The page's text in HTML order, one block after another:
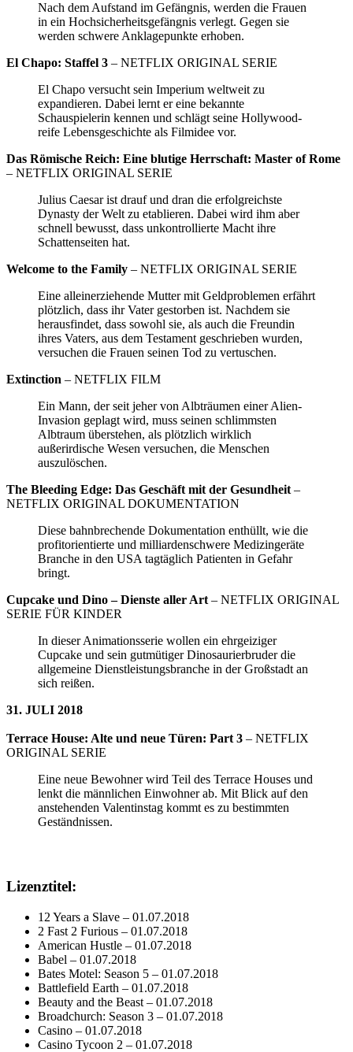
Nach dem Aufstand im Gefängnis, werden die Frauen
in ein Hochsicherheitsgefängnis verlegt. Gegen sie
werden schwere Anklagepunkte erhoben.
El Chapo: Staffel 3 – NETFLIX ORIGINAL SERIE
El Chapo versucht sein Imperium weltweit zu
expandieren. Dabei lernt er eine bekannte
Schauspielerin kennen und schlägt seine Hollywood-
reife Lebensgeschichte als Filmidee vor.
Das Römische Reich: Eine blutige Herrschaft: Master of Rome
– NETFLIX ORIGINAL SERIE
Julius Caesar ist drauf und dran die erfolgreichste
Dynasty der Welt zu etablieren. Dabei wird ihm aber
schnell bewusst, dass unkontrollierte Macht ihre
Schattenseiten hat.
Welcome to the Family – NETFLIX ORIGINAL SERIE
Eine alleinerziehende Mutter mit Geldproblemen erfährt
plötzlich, dass ihr Vater gestorben ist. Nachdem sie
herausfindet, dass sowohl sie, als auch die Freundin
ihres Vaters, aus dem Testament geschrieben wurden,
versuchen die Frauen seinen Tod zu vertuschen.
Extinction – NETFLIX FILM
Ein Mann, der seit jeher von Albträumen einer Alien-
Invasion geplagt wird, muss seinen schlimmsten
Albtraum überstehen, als plötzlich wirklich
außerirdische Wesen versuchen, die Menschen
auszulöschen.
The Bleeding Edge: Das Geschäft mit der Gesundheit –
NETFLIX ORIGINAL DOKUMENTATION
Diese bahnbrechende Dokumentation enthüllt, wie die
profitorientierte und milliardenschwere Medizingeräte
Branche in den USA tagtäglich Patienten in Gefahr
bringt.
Cupcake und Dino – Dienste aller Art – NETFLIX ORIGINAL
SERIE FÜR KINDER
In dieser Animationsserie wollen ein ehrgeiziger
Cupcake und sein gutmütiger Dinosaurierbruder die
allgemeine Dienstleistungsbranche in der Großstadt an
sich reißen.
31. JULI 2018
Terrace House: Alte und neue Türen: Part 3 – NETFLIX
ORIGINAL SERIE
Eine neue Bewohner wird Teil des Terrace Houses und
lenkt die männlichen Einwohner ab. Mit Blick auf den
anstehenden Valentinstag kommt es zu bestimmten
Geständnissen.
Lizenztitel:
12 Years a Slave – 01.07.2018
2 Fast 2 Furious – 01.07.2018
American Hustle – 01.07.2018
Babel – 01.07.2018
Bates Motel: Season 5 – 01.07.2018
Battlefield Earth – 01.07.2018
Beauty and the Beast – 01.07.2018
Broadchurch: Season 3 – 01.07.2018
Casino – 01.07.2018
Casino Tycoon 2 – 01.07.2018